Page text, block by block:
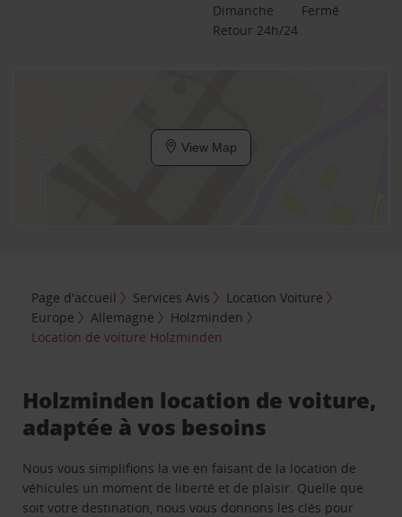
Dimanche
Fermé
Retour 24h/24
View Map
Page d'accueil Services Avis
Location Voiture
Europe
Allemagne
Holzminden
Location de voiture Holzminden
Holzminden location de voiture,
adaptée à vos besoins
Nous vous simplifions la vie en faisant de la location de
véhicules un moment de liberté et de plaisir. Quelle que
soit votre destination, nous vous donnons les clés pour